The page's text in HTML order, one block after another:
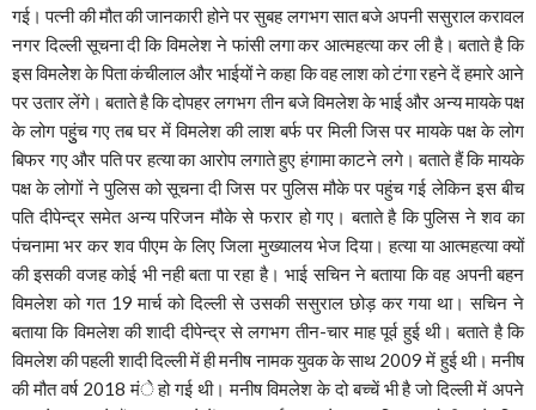
गई। पत्नी की मौत की जानकारी होने पर सुबह लगभग सात बजे अपनी ससुराल करावल
नगर दिल्ली सूचना दी कि विमलेश ने फांसी लगा कर आत्महत्या कर ली है। बताते है कि
इस विमलेेश के पिता कंचीलाल और भाईयों ने कहा कि वह लाश को टंगा रहने दें हमारे आने
पर उतार लेंगे। बताते है कि दोपहर लगभग तीन बजे विमलेश के भाई और अन्य मायके पक्ष
के लोग पहुुंच गए तब घर में विमलेश की लाश बर्फ पर मिली जिस पर मायके पक्ष के लोग
बिफर गए और पति पर हत्या का आरोप लगाते हुए हंगामा काटने लगे। बताते हैं कि मायके
पक्ष के लोगों ने पुलिस को सूचना दी जिस पर पुलिस मौके पर पहुंच गई लेकिन इस बीच
पति दीपेन्द्र समेत अन्य परिजन मौके से फरार हो गए। बताते है कि पुलिस ने शव का
पंचनामा भर कर शव पीएम के लिए जिला मुख्यालय भेज दिया। हत्या या आत्महत्या क्यों
की इसकी वजह कोई भी नही बता पा रहा है। भाई सचिन ने बताया कि वह अपनी बहन
विमलेश को गत 19 मार्च को दिल्ली से उसकी ससुराल छोड़ कर गया था। सचिन ने
बताया कि विमलेश की शादी दीपेन्द्र से लगभग तीन-चार माह पूर्व हुई थी। बताते है कि
विमलेश की पहली शादी दिल्ली में ही मनीष नामक युवक के साथ 2009 में हुई थी। मनीष
की मौत वर्ष 2018 मंे हो गई थी। मनीष विमलेश के दो बच्चें भी है जो दिल्ली में अपने